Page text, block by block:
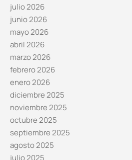
julio 2026
junio 2026
mayo 2026
abril 2026
marzo 2026
febrero 2026
enero 2026
diciembre 2025
noviembre 2025
octubre 2025
septiembre 2025
agosto 2025
julio 2025